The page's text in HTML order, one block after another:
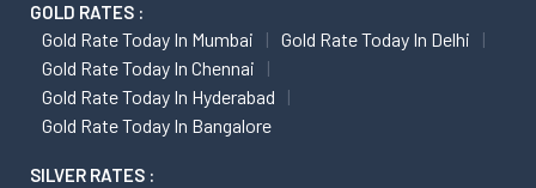
GOLD RATES :
Gold Rate Today In Mumbai
Gold Rate Today In Delhi
Gold Rate Today In Chennai
Gold Rate Today In Hyderabad
Gold Rate Today In Bangalore
SILVER RATES :